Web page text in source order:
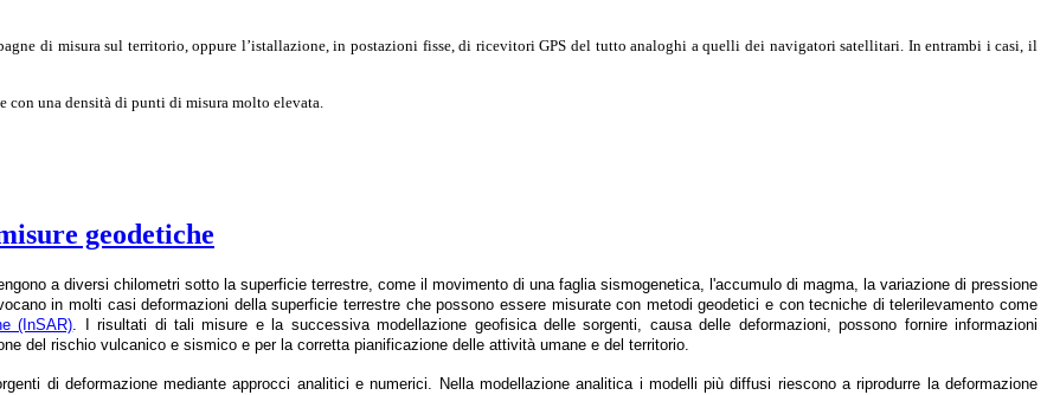
di misura sul territorio, oppure l’istallazione, in postazioni fisse, di ricevitori GPS del tutto analoghi a quelli dei navigatori satellitari. In entrambi i casi, il
con una densità di punti di misura molto elevata.
geodetiche
a diversi chilometri sotto la superficie terrestre, come il movimento di una faglia sismogenetica, l'accumulo di magma, la variazione di pressione
in molti casi deformazioni della superficie terrestre che possono essere misurate con metodi geodetici e con tecniche di telerilevamento come
(InSAR). I risultati di tali misure e la successiva modellazione geofisica delle sorgenti, causa delle deformazioni, possono fornire informazioni
del rischio vulcanico e sismico e per la corretta pianificazione delle attività umane e del territorio.
di deformazione mediante approcci analitici e numerici. Nella modellazione analitica i modelli più diffusi riescono a riprodurre la deformazione